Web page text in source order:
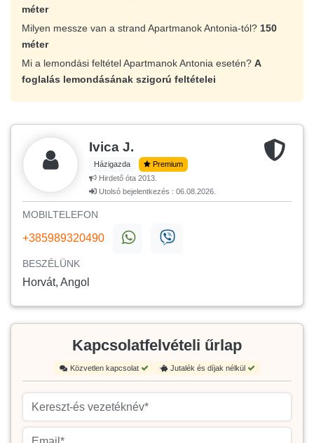
méter
Milyen messze van a strand Apartmanok Antonia-tól? 150
méter
Mi a lemondási feltétel Apartmanok Antonia esetén? A
foglalás lemondásának szigorú feltételei
Ivica J.
Házigazda
Premium
Hirdető óta 2013.
Utolsó bejelentkezés : 06.08.2026.
MOBILTELEFON
+385989320490
BESZÉLÜNK
Horvát, Angol
Kapcsolatfelvételi űrlap
Közvetlen kapcsolat Jutalék és díjak nélkül